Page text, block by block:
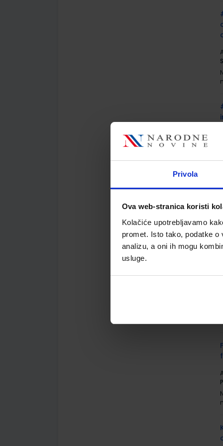
Privola
Ova web-stranica koristi
Kolačiće upotrebljavamo
promet. Isto tako, podatke
analizu, a oni ih mogu
usluge.